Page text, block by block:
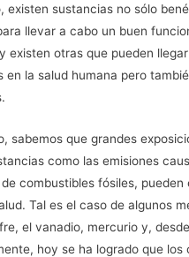
existen sustancias no sólo
llevar a cabo un buen
existen otras que pueden
en la salud humana pero
sabemos que grandes
como las emisiones
combustibles fósiles, pueden
Tal es el caso de algunos
el vanadio, mercurio y,
hoy se ha logrado que los